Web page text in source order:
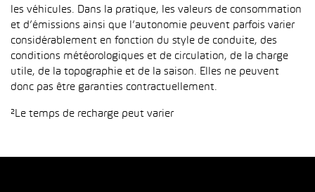
les véhicules. Dans la pratique, les valeurs de consommation
et d’émissions ainsi que l’autonomie peuvent parfois varier
considérablement en fonction du style de conduite, des
conditions météorologiques et de circulation, de la charge
utile, de la topographie et de la saison. Elles ne peuvent
donc pas être garanties contractuellement.
²Le temps de recharge peut varier